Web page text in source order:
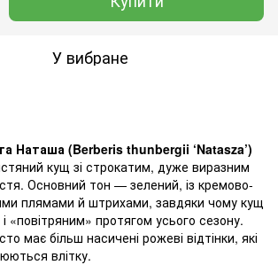
У вибране
Наташа (Berberis thunbergii ‘Natasza’)
кущ зі строкатим, дуже виразним
Основний тон — зелений, із кремово-
плямами й штрихами, завдяки чому кущ
«повітряним» протягом усього сезону.
має більш насичені рожеві відтінки, які
влітку.